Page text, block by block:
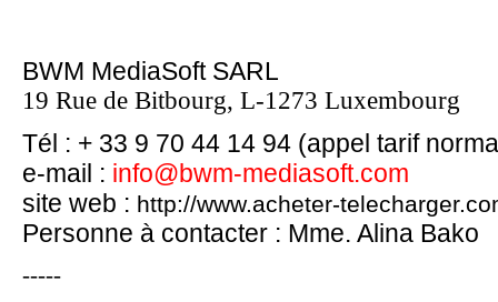
BWM MediaSoft SARL
19 Rue de Bitbourg, L-1273 Luxembourg
Tél : + 33 9 70 44 14 94 (appel tarif
e-mail : info@bwm-mediasoft.com
site web : http://www.acheter-
Personne à contacter : Mme. Alina Bako
-----